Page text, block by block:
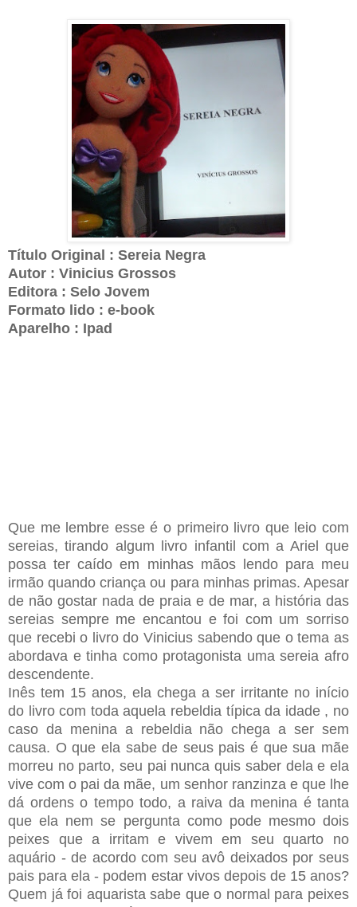
Título Original : Sereia Negra
Autor : Vinicius Grossos
Editora : Selo Jovem
Formato lido : e-book
Aparelho : Ipad
Que me lembre esse é o primeiro livro que leio com
sereias, tirando algum livro infantil com a Ariel que
possa ter caído em minhas mãos lendo para meu
irmão quando criança ou para minhas primas. Apesar
de não gostar nada de praia e de mar, a história das
sereias sempre me encantou e foi com um sorriso
que recebi o livro do Vinicius sabendo que o tema as
abordava e tinha como protagonista uma sereia afro
descendente.
Inês tem 15 anos, ela chega a ser irritante no início
do livro com toda aquela rebeldia típica da idade , no
caso da menina a rebeldia não chega a ser sem
causa. O que ela sabe de seus pais é que sua mãe
morreu no parto, seu pai nunca quis saber dela e ela
vive com o pai da mãe, um senhor ranzinza e que lhe
dá ordens o tempo todo, a raiva da menina é tanta
que ela nem se pergunta como pode mesmo dois
peixes que a irritam e vivem em seu quarto no
aquário - de acordo com seu avô deixados por seus
pais para ela - podem estar vivos depois de 15 anos?
Quem já foi aquarista sabe que o normal para peixes